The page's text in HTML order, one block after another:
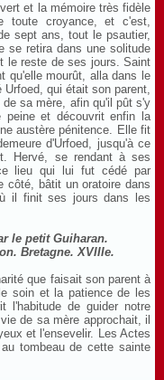
et la mémoire très fidèle
toute croyance, et c'est,
sept ans, tout le psautier,
se retira dans une solitude
le reste de ses jours. Saint
qu'elle mourût, alla dans le
qui était son parent,
sa mère, afin qu'il pût s'y
peine et découvrit enfin la
austère pénitence. Elle fit
d'Urfoed, jusqu'à ce
Hervé, se rendant à ses
lieu qui lui fut cédé par
côté, bâtit un oratoire dans
il finit ses jours dans les
le petit Guiharan.
Bretagne. XVIIIe.
que faisait son parent à
soin et la patience de les
l'habitude de guider notre
de sa mère approchait, il
et l'ensevelir. Les Actes
tombeau de cette sainte